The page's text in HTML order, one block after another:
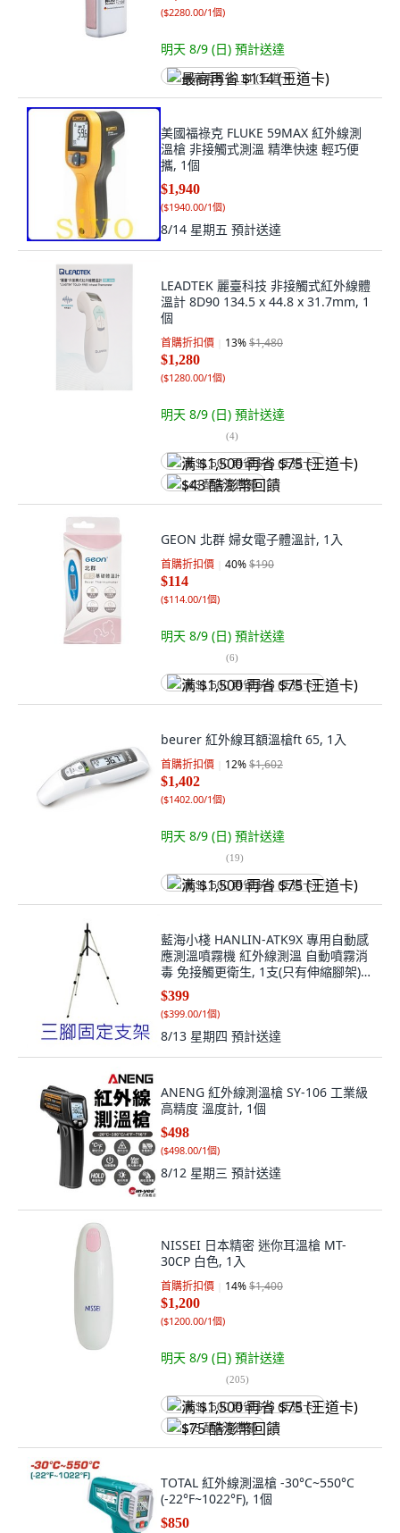
($2280.00/1個)
明天 8/9 (日) 預計送達
最高再省 $114 (王道卡)
美國福祿克 FLUKE 59MAX 紅外線測
溫槍 非接觸式測溫 精準快速 輕巧便
攜, 1個
$1,940
($1940.00/1個)
8/14 星期五 預計送達
LEADTEK 麗臺科技 非接觸式紅外線體
溫計 8D90 134.5 x 44.8 x 31.7mm, 1
個
首購折扣價 13%$1,480
$1,280
($1280.00/1個)
明天 8/9 (日) 預計送達
(4)
满 $1,500 再省 $75 (王道卡)
$43 酷澎幣回饋
GEON 北群 婦女電子體溫計, 1入
首購折扣價 40%$190
$114
($114.00/1個)
明天 8/9 (日) 預計送達
(6)
满 $1,500 再省 $75 (王道卡)
beurer 紅外線耳額溫槍ft 65, 1入
首購折扣價 12%$1,602
$1,402
($1402.00/1個)
明天 8/9 (日) 預計送達
(19)
满 $1,500 再省 $75 (王道卡)
藍海小棧 HANLIN-ATK9X 專用自動感
應測溫噴霧機 紅外線測溫 自動噴霧消
毒 免接觸更衛生, 1支(只有伸縮腳架),
1個
$399
($399.00/1個)
8/13 星期四 預計送達
ANENG 紅外線測溫槍 SY-106 工業級
高精度 溫度計, 1個
$498
($498.00/1個)
8/12 星期三 預計送達
NISSEI 日本精密 迷你耳溫槍 MT-
30CP 白色, 1入
首購折扣價 14%$1,400
$1,200
($1200.00/1個)
明天 8/9 (日) 預計送達
(205)
满 $1,500 再省 $75 (王道卡)
$75 酷澎幣回饋
TOTAL 紅外線測溫槍 -30°C~550°C
(-22°F~1022°F), 1個
$850